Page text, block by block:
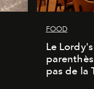
FOOD
Le
pas de la